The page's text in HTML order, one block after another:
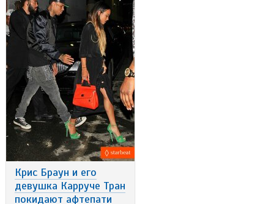
Крис Браун и его
девушка Карруче Тран
покидают афтепати